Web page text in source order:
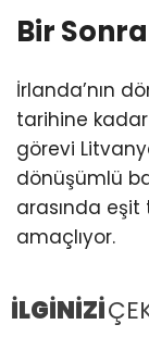
Bir
İrlanda’nın
tarihine
görevi
dönüşümlü
arasında eşit
amaçlıyor.
İLGİNİZİ